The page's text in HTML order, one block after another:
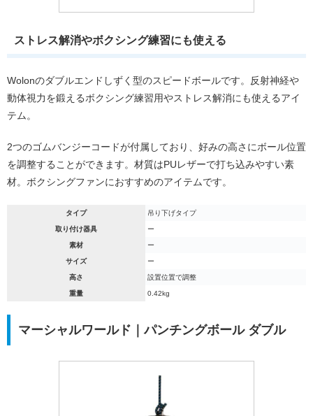
ストレス解消やボクシング練習にも使える
Wolonのダブルエンドしずく型のスピードボールです。反射神経や
動体視力を鍛えるボクシング練習用やストレス解消にも使えるアイ
テム。
2つのゴムバンジーコードが付属しており、好みの高さにボール位置
を調整することができます。材質はPUレザーで打ち込みやすい素
材。ボクシングファンにおすすめのアイテムです。
タイプ 吊り下げタイプ
取り付け器具 ー
素材 ー
サイズ ー
高さ 設置位置で調整
重量 0.42kg
マーシャルワールド｜パンチングボール ダブル